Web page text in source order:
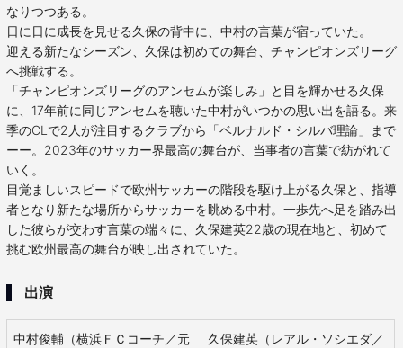
なりつつある。
日に日に成長を見せる久保の背中に、中村の言葉が宿っていた。
迎える新たなシーズン、久保は初めての舞台、チャンピオンズリーグ
へ挑戦する。
「チャンピオンズリーグのアンセムが楽しみ」と目を輝かせる久保
に、17年前に同じアンセムを聴いた中村がいつかの思い出を語る。来
季のCLで2人が注目するクラブから「ベルナルド・シルバ理論」まで
ーー。2023年のサッカー界最高の舞台が、当事者の言葉で紡がれて
いく。
目覚ましいスピードで欧州サッカーの階段を駆け上がる久保と、指導
者となり新たな場所からサッカーを眺める中村。一歩先へ足を踏み出
した彼らが交わす言葉の端々に、久保建英22歳の現在地と、初めて
挑む欧州最高の舞台が映し出されていた。
出演
中村俊輔（横浜ＦＣコーチ／元
久保建英（レアル・ソシエダ／